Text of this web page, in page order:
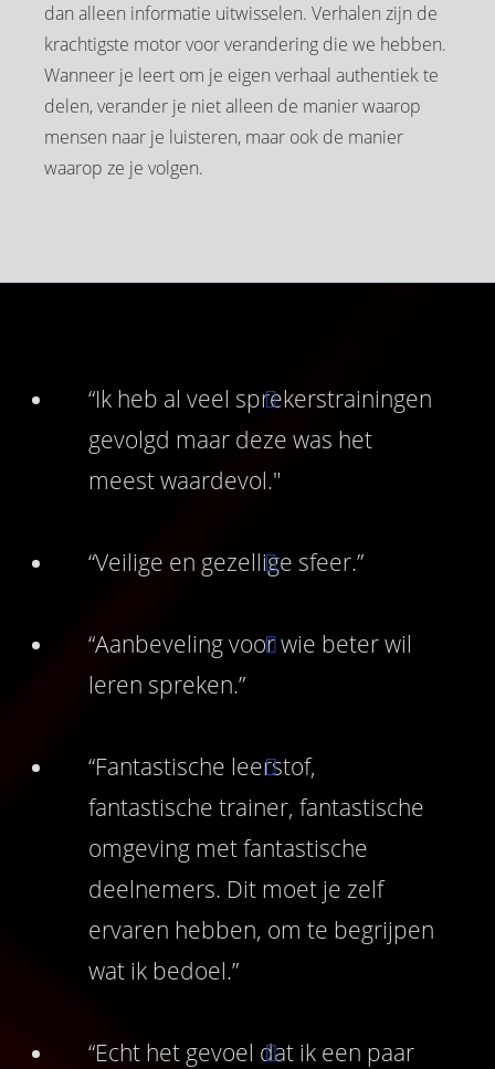
dan alleen informatie uitwisselen. Verhalen zijn de
krachtigste motor voor verandering die we hebben.
Wanneer je leert om je eigen verhaal authentiek te
delen, verander je niet alleen de manier waarop
mensen naar je luisteren, maar ook de manier
waarop ze je volgen.
“Ik heb al veel sprekerstrainingen
gevolgd maar deze was het
meest waardevol."
“Veilige en gezellige sfeer.”
“Aanbeveling voor wie beter wil
leren spreken.”
“Fantastische leerstof,
fantastische trainer, fantastische
omgeving met fantastische
deelnemers. Dit moet je zelf
ervaren hebben, om te begrijpen
wat ik bedoel.”
“Echt het gevoel dat ik een paar